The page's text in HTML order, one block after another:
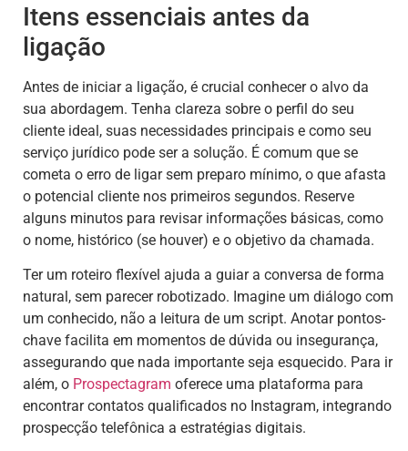
Itens essenciais antes da
ligação
Antes de iniciar a ligação, é crucial conhecer o alvo da
sua abordagem. Tenha clareza sobre o perfil do seu
cliente ideal, suas necessidades principais e como seu
serviço jurídico pode ser a solução. É comum que se
cometa o erro de ligar sem preparo mínimo, o que afasta
o potencial cliente nos primeiros segundos. Reserve
alguns minutos para revisar informações básicas, como
o nome, histórico (se houver) e o objetivo da chamada.
Ter um roteiro flexível ajuda a guiar a conversa de forma
natural, sem parecer robotizado. Imagine um diálogo com
um conhecido, não a leitura de um script. Anotar pontos-
chave facilita em momentos de dúvida ou insegurança,
assegurando que nada importante seja esquecido. Para ir
além, o Prospectagram oferece uma plataforma para
encontrar contatos qualificados no Instagram, integrando
prospecção telefônica a estratégias digitais.